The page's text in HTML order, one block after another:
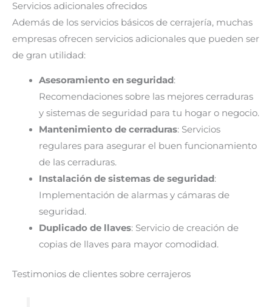
Servicios adicionales ofrecidos
Además de los servicios básicos de cerrajería, muchas
empresas ofrecen servicios adicionales que pueden ser
de gran utilidad:
Asesoramiento en seguridad:
Recomendaciones sobre las mejores cerraduras
y sistemas de seguridad para tu hogar o negocio.
Mantenimiento de cerraduras: Servicios
regulares para asegurar el buen funcionamiento
de las cerraduras.
Instalación de sistemas de seguridad:
Implementación de alarmas y cámaras de
seguridad.
Duplicado de llaves: Servicio de creación de
copias de llaves para mayor comodidad.
Testimonios de clientes sobre cerrajeros